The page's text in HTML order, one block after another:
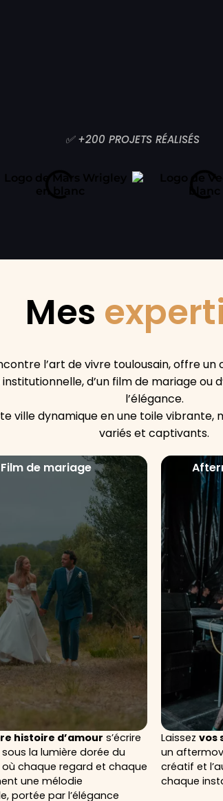
✅ +200 PROJETS RÉALISÉS
Mes
l’art de vivre toulousain, offre
institutionnelle, d’un film de mariage
l’élégance.
dynamique en une toile
variés et captivants.
Film de mariage
histoire d’amour s’écrire
la lumière dorée du
chaque regard et chaque
une mélodie
portée par l’élégance
Laissez vos
un
créatif et
chaque